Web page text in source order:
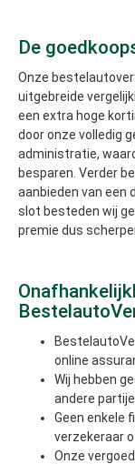
De
Onze
uitgebreide
een extra hoge
door onze volledig
administratie,
besparen. Verder
aanbieden van een
slot besteden wij
premie dus
online
Wij hebben
andere
Geen enkele
verzekeraar
Onze